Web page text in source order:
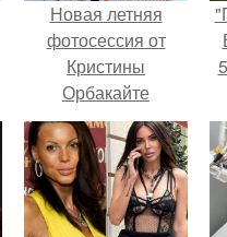
Новая летняя
фотосессия от
Кристины
Орбакайте
поражает своей
яркостью и
атмосферой
беззаботного
отдыха.